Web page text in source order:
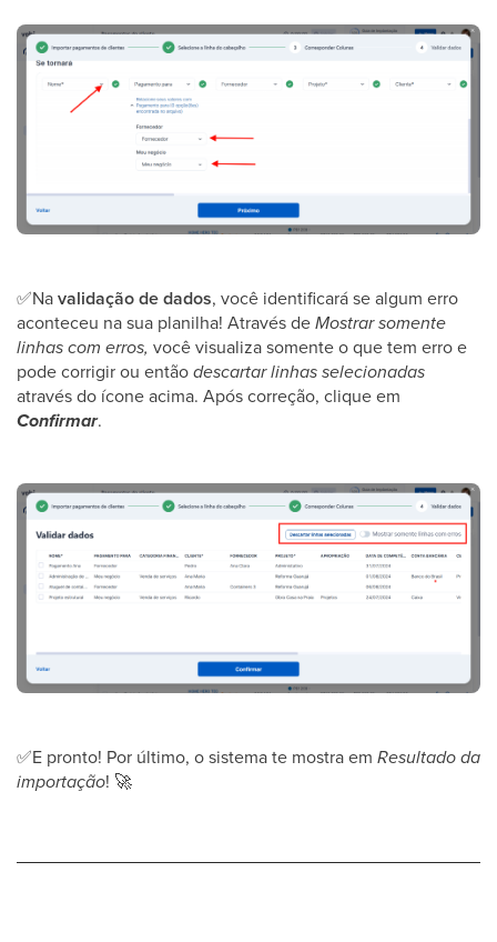
✅Navalidação de dados, você identificará se algum erro
aconteceu na sua planilha! Através deMostrar somente
linhas com erros, você visualiza somente o que tem erro e
pode corrigir ou entãodescartar linhas selecionadas
através do ícone acima. Após correção, clique em
Confirmar.
✅E pronto! Por último, o sistema te mostra em Resultado da
importação! 🚀